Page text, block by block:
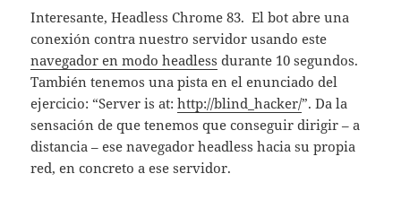
Interesante, Headless Chrome 83. El bot abre una
conexión contra nuestro servidor usando este
navegador en modo headless durante 10 segundos.
También tenemos una pista en el enunciado del
ejercicio: “Server is at:http://blind_hacker/”. Da la
sensación de que tenemos que conseguir dirigir – a
distancia – ese navegador headless hacia su propia
red, en concreto a ese servidor.